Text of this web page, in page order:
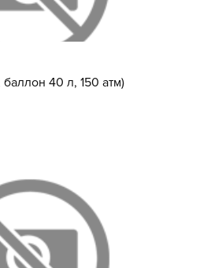
40 л, 150 атм)